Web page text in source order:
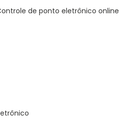
controle de ponto eletrônico online